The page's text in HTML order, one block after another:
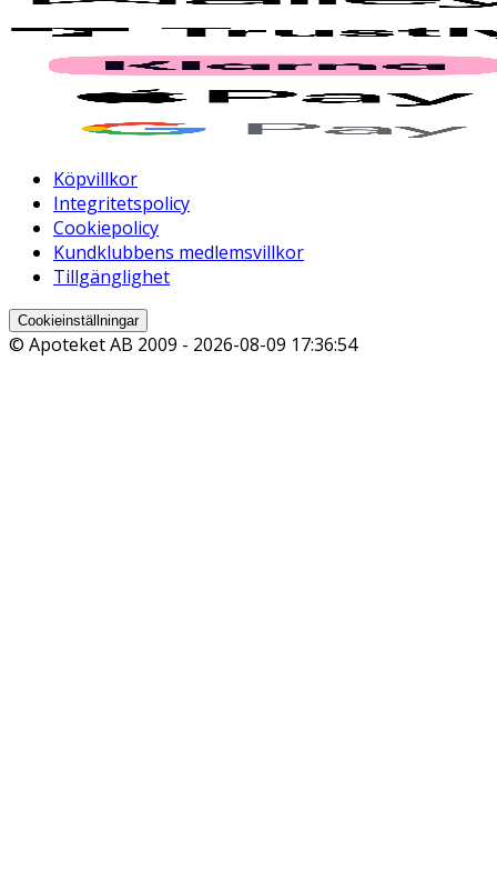
Köpvillkor
Integritetspolicy
Cookiepolicy
Kundklubbens medlemsvillkor
Tillgänglighet
Cookieinställningar
© Apoteket AB 2009 - 2026-08-09 17:36:54